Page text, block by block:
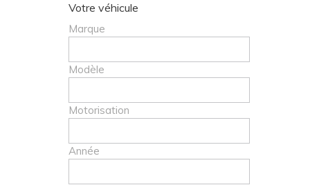
Votre véhicule
Marque
Modèle
Motorisation
Année